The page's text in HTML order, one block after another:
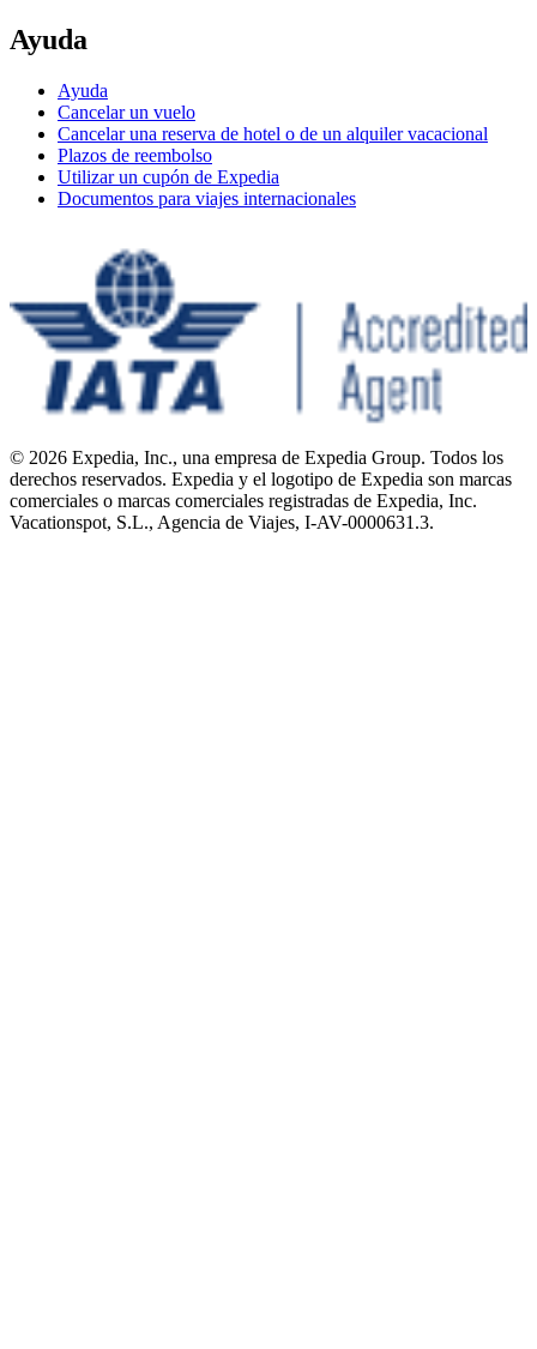
Ayuda
Ayuda
Cancelar un vuelo
Cancelar una reserva de hotel o de un alquiler vacacional
Plazos de reembolso
Utilizar un cupón de Expedia
Documentos para viajes internacionales
© 2026 Expedia, Inc., una empresa de Expedia Group. Todos los
derechos reservados. Expedia y el logotipo de Expedia son marcas
comerciales o marcas comerciales registradas de Expedia, Inc.
Vacationspot, S.L., Agencia de Viajes, I-AV-0000631.3.